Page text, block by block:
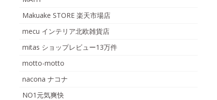
Makuake STORE 楽天市場店
mecu インテリア北欧雑貨店
mitas ショップレビュー13万件
motto-motto
nacona ナコナ
NO1元気爽快